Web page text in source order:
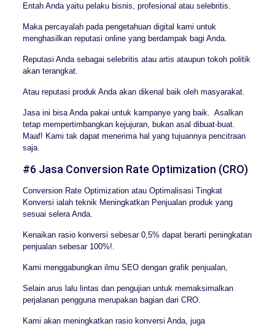
Entah Anda yaitu pelaku bisnis, profesional atau selebritis.
Maka percayalah pada pengetahuan digital kami untuk
menghasilkan reputasi online yang berdampak bagi Anda.
Reputasi Anda sebagai selebritis atau artis ataupun tokoh politik
akan terangkat.
Atau reputasi produk Anda akan dikenal baik oleh masyarakat.
Jasa ini bisa Anda pakai untuk kampanye yang baik. Asalkan
tetap mempertimbangkan kejujuran, bukan asal dibuat-buat.
Maaf! Kami tak dapat menerima hal yang tujuannya pencitraan
saja.
#6 Jasa Conversion Rate Optimization (CRO)
Conversion Rate Optimization atau Optimalisasi Tingkat
Konversi ialah teknik Meningkatkan Penjualan produk yang
sesuai selera Anda.
Kenaikan rasio konversi sebesar 0,5% dapat berarti peningkatan
penjualan sebesar 100%!.
Kami menggabungkan ilmu SEO dengan grafik penjualan,
Selain arus lalu lintas dan pengujian untuk memaksimalkan
perjalanan pengguna merupakan bagian dari CRO.
Kami akan meningkatkan rasio konversi Anda, juga